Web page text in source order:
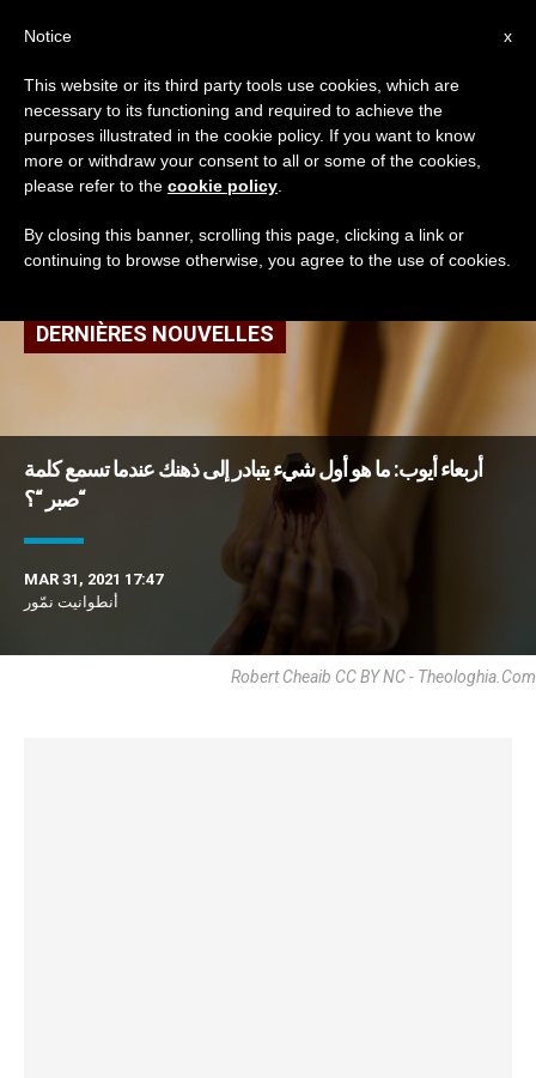
TAG
Posts Tagged ‘أربعاء
الآلام’
DERNIÈRES NOUVELLES
أربعاء أيوب: ما هو أول شيء يتبادر إلى ذهنك عندما تسمع كلمة
“صبر “؟
MAR 31, 2021 17:47
أنطوانيت نمّور
Robert Cheaib CC BY NC - Theologhia.com
x
Notice
This website or its third party tools use cookies, which are
necessary to its functioning and required to achieve the
purposes illustrated in the cookie policy. If you want to know
more or withdraw your consent to all or some of the cookies,
please refer to the cookie policy
By closing this banner, scrolling this page, clicking a link or
continuing to browse otherwise, you agree to the use of cookies.